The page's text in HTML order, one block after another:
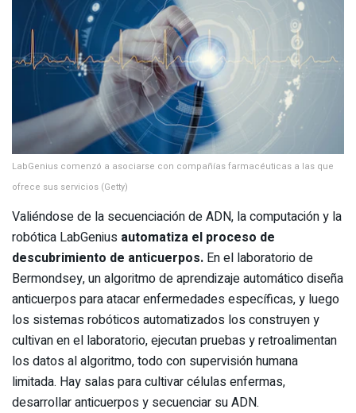
LabGenius comenzó a asociarse con compañías farmacéuticas a las que
ofrece sus servicios (Getty)
Valiéndose de la secuenciación de ADN, la computación y la
robótica LabGenius automatiza el proceso de
descubrimiento de anticuerpos. En el laboratorio de
Bermondsey, un algoritmo de aprendizaje automático diseña
anticuerpos para atacar enfermedades específicas, y luego
los sistemas robóticos automatizados los construyen y
cultivan en el laboratorio, ejecutan pruebas y retroalimentan
los datos al algoritmo, todo con supervisión humana
limitada. Hay salas para cultivar células enfermas,
desarrollar anticuerpos y secuenciar su ADN.